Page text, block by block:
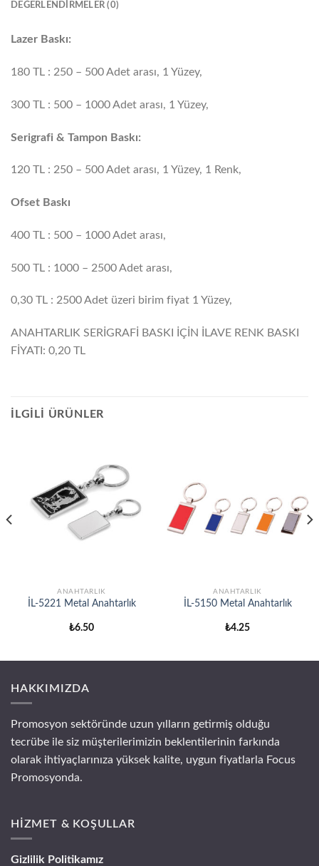
DEĞERLENDIRMELER (0)
Lazer Baskı:
180 TL : 250 – 500 Adet arası, 1 Yüzey,
300 TL : 500 – 1000 Adet arası, 1 Yüzey,
Serigrafi & Tampon Baskı:
120 TL : 250 – 500 Adet arası, 1 Yüzey, 1 Renk,
Ofset Baskı
400 TL : 500 – 1000 Adet arası,
500 TL : 1000 – 2500 Adet arası,
0,30 TL : 2500 Adet üzeri birim fiyat 1 Yüzey,
ANAHTARLIK SERİGRAFİ BASKI İÇİN İLAVE RENK BASKI
FİYATI: 0,20 TL
İLGILI ÜRÜNLER
ANAHTARLIK
İL-5221 Metal Anahtarlık
₺6.50
ANAHTARLIK
İL-5150 Metal Anahtarlık
₺4.25
HAKKIMIZDA
Promosyon sektöründe uzun yılların getirmiş olduğu
tecrübe ile siz müşterilerimizin beklentilerinin farkında
olarak ihtiyaçlarınıza yüksek kalite, uygun fiyatlarla Focus
Promosyonda.
HİZMET & KOŞULLAR
Gizlilik Politikamız